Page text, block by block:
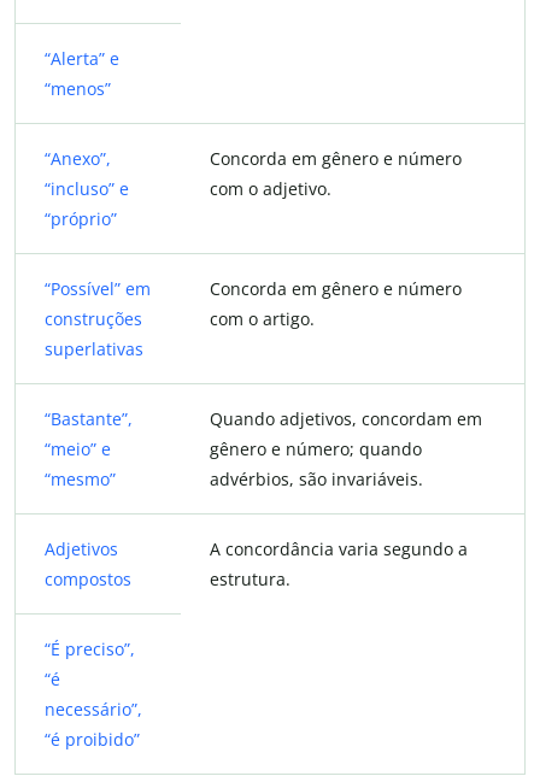
“Alerta” e
“menos”
“Anexo”,
“incluso” e
“próprio”
Concorda em gênero e número
com o adjetivo.
“Possível” em
construções
superlativas
Concorda em gênero e número
com o artigo.
“Bastante”,
“meio” e
“mesmo”
Quando adjetivos, concordam em
gênero e número; quando
advérbios, são invariáveis.
Adjetivos
compostos
A concordância varia segundo a
estrutura.
“É preciso”,
“é
necessário”,
“é proibido”